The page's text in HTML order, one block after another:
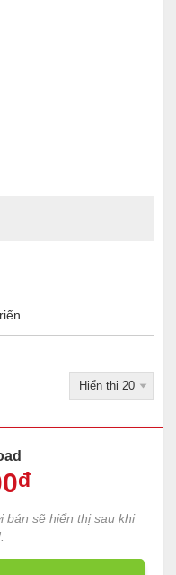
đ
bán sẽ hiển thị sau khi